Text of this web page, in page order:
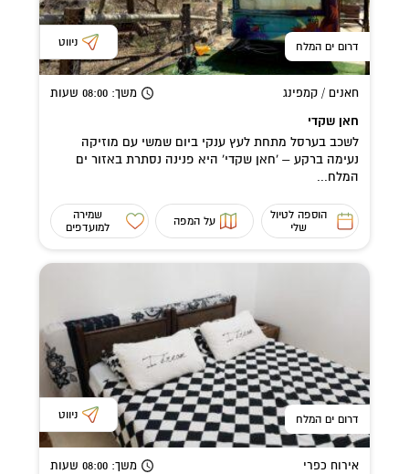
דרום ים המלח ניווט
חאנים / קמפינג משך: 08:00 שעות
חאן שקדי
לשכב בערסל מתחת לעץ ענקי ביום שמשי עם מוזיקה
נעימה ברקע – 'חאן שקדי' היא פנינה נסתרת באזור ים
המלח...
הוספה לטיול
שלי
על המפה
שמירה
למועדפים
דרום ים המלח ניווט
אירוח כפרי משך: 08:00 שעות